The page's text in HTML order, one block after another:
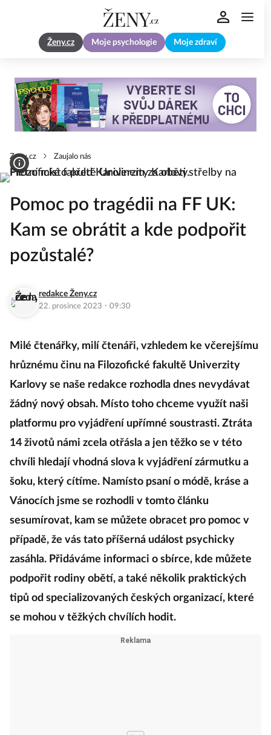
Ženy.cz Moje psychologie Moje zdraví
Zeny.cz Zaujalo nás
Pomoc po tragédii na FF UK:
Kam se obrátit a kde podpořit
pozůstalé?
redakce Ženy.cz
22. prosince 2023 · 09:30
Milé čtenářky, milí čtenáři, vzhledem ke včerejšímu
hrůznému činu na Filozofické fakultě Univerzity
Karlovy se naše redakce rozhodla dnes nevydávat
žádný nový obsah. Místo toho chceme využít naši
platformu pro vyjádření upřímné soustrasti. Ztráta
14 životů námi zcela otřásla a jen těžko se v této
chvíli hledají vhodná slova k vyjádření zármutku a
šoku, který cítíme. Namísto psaní o módě, kráse a
Vánocích jsme se rozhodli v tomto článku
sesumírovat, kam se můžete obracet pro pomoc v
případě, že vás tato příšerná událost psychicky
zasáhla. Přidáváme informaci o sbírce, kde můžete
podpořit rodiny obětí, a také několik praktických
tipů od specializovaných českých organizací, které
se mohou v těžkých chvílích hodit.